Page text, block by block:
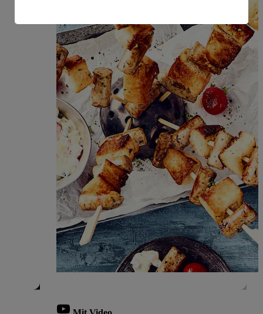
Informationen zum Herausgeber der Seite findest du
Impressum